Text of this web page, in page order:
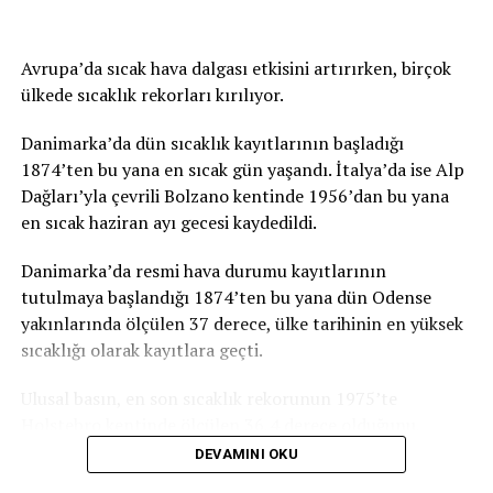
Avrupa’da sıcak hava dalgası etkisini artırırken, birçok
ülkede sıcaklık rekorları kırılıyor.
Danimarka’da dün sıcaklık kayıtlarının başladığı
1874’ten bu yana en sıcak gün yaşandı. İtalya’da ise Alp
Dağları’yla çevrili Bolzano kentinde 1956’dan bu yana
en sıcak haziran ayı gecesi kaydedildi.
Danimarka’da resmi hava durumu kayıtlarının
tutulmaya başlandığı 1874’ten bu yana dün Odense
yakınlarında ölçülen 37 derece, ülke tarihinin en yüksek
sıcaklığı olarak kayıtlara geçti.
haziran ayı için ise en son 1947’de 35,5 dereceyle rekor
kırıldığını anımsattı.
DEVAMINI OKU